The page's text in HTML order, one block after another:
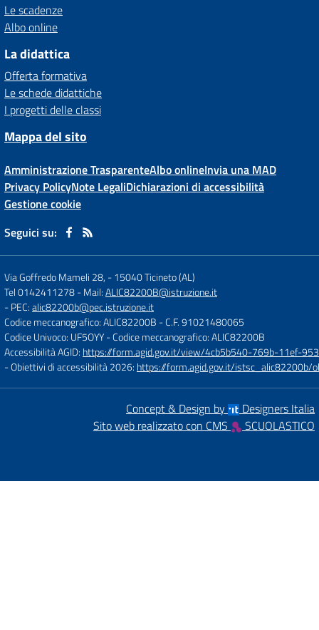
Le scadenze
Albo online
La didattica
Offerta formativa
Le schede didattiche
I progetti delle classi
Mappa del sito
Amministrazione TrasparenteAlbo onlineInvia una MAD
Privacy PolicyNote LegaliDichiarazioni di accessibilità
Gestione cookie
Seguici su:
Via Goffredo Mameli 28, -15040 Ticineto (AL)
Tel 0142411278- Mail:ALIC82200B@istruzione.it
- PEC:alic82200b@pec.istruzione.it
Codice meccanografico: ALIC82200B - C.F. 91021480065
Codice Univoco: UF5OYY- Codice meccanografico: ALIC82200B
Accessibilità AGID: https://form.agid.gov.it/view/4cb5b540-769b-11ef-
- Obiettivi di accessibilità 2026: https://form.agid.gov.it/
Concept & Design by
Designers Italia
Sito web realizzato con CMS
SCUOLASTICO